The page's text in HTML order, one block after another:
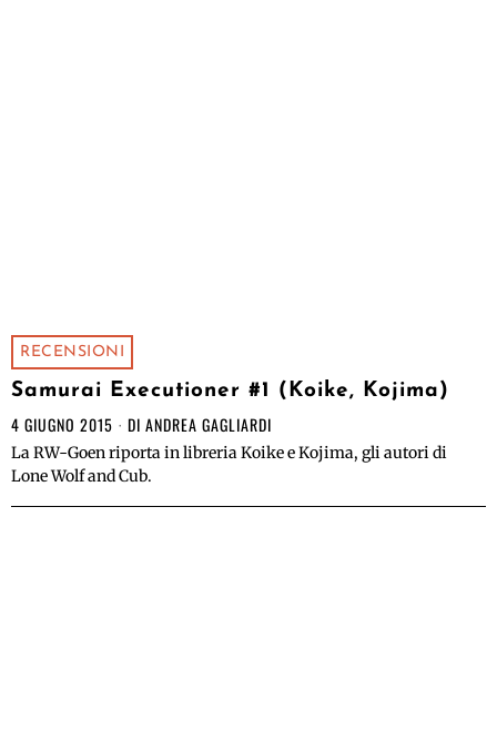
RECENSIONI
Samurai Executioner #1 (Koike, Kojima)
4 GIUGNO 2015 DI ANDREA GAGLIARDI
La RW-Goen riporta in libreria Koike e Kojima, gli autori di
Lone Wolf and Cub.